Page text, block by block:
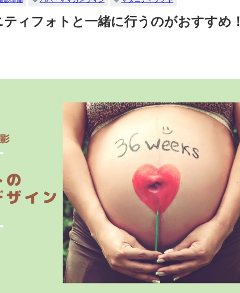
ティフォトと一緒に行うのがおすすめ！